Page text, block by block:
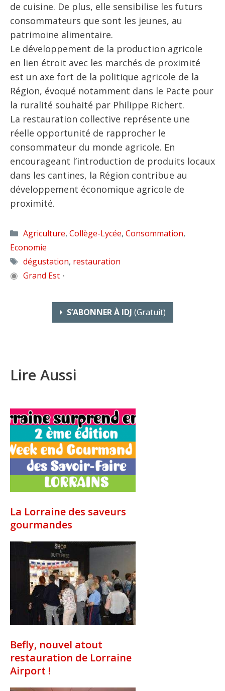
de cuisine. De plus, elle sensibilise les futurs
consommateurs que sont les jeunes, au
patrimoine alimentaire.
Le développement de la production agricole
en lien étroit avec les marchés de proximité
est un axe fort de la politique agricole de la
Région, évoqué notamment dans le Pacte pour
la ruralité souhaité par Philippe Richert.
La restauration collective représente une
réelle opportunité de rapprocher le
consommateur du monde agricole. En
encourageant l’introduction de produits locaux
dans les cantines, la Région contribue au
développement économique agricole de
proximité.
Catégories
Agriculture, Collège-Lycée, Consommation,
Economie
Étiquettes
dégustation, restauration
◉ Grand Est •
S’ABONNER À IDJ (gratuit)
Lire Aussi
La Lorraine des saveurs
gourmandes
Befly, nouvel atout
restauration de Lorraine
Airport !